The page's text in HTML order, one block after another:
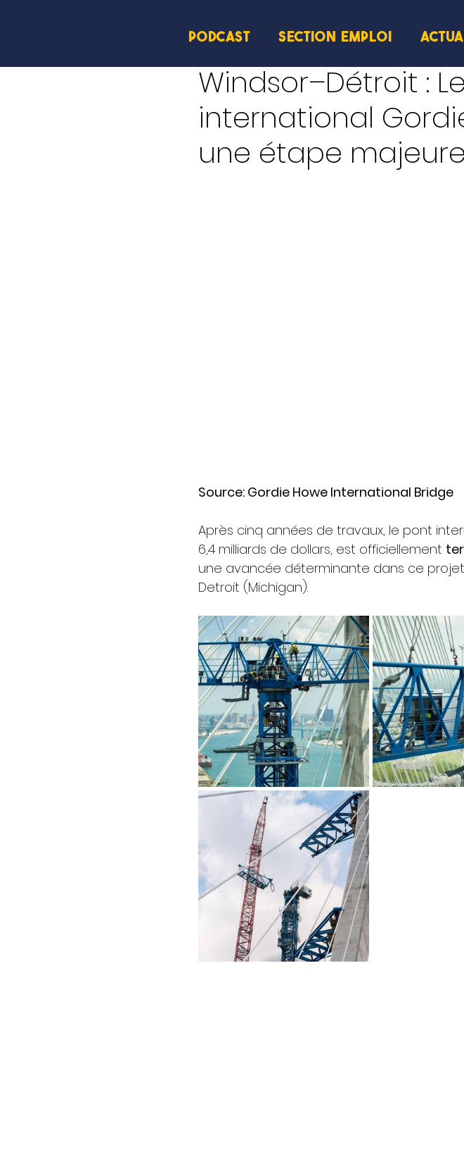
PODCAST SECTION EMPLOI
Windsor–Détroit :
international
une étape majeure
Source: Gordie Howe International Bridge
Après cinq années de travaux, le pont
6,4 milliards de dollars, est officiellement
une avancée déterminante dans ce
Detroit (Michigan).